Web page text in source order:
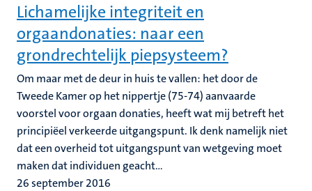
Lichamelijke integriteit en
orgaandonaties: naar een
grondrechtelijk piepsysteem?
Om maar met de deur in huis te vallen: het door de
Tweede Kamer op het nippertje (75-74) aanvaarde
voorstel voor orgaan donaties, heeft wat mij betreft het
principiëel verkeerde uitgangspunt. Ik denk namelijk niet
dat een overheid tot uitgangspunt van wetgeving moet
maken dat individuen geacht...
26 september 2016